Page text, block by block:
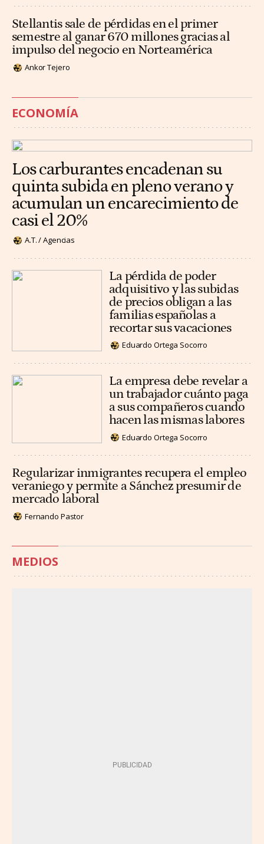
Stellantis sale de pérdidas en el primer
semestre al ganar 670 millones gracias al
impulso del negocio en Norteamérica
Ankor Tejero
ECONOMÍA
Los carburantes encadenan su
quinta subida en pleno verano y
acumulan un encarecimiento de
casi el 20%
A.T. / Agencias
La pérdida de poder
adquisitivo y las subidas
de precios obligan a las
familias españolas a
recortar sus vacaciones
Eduardo Ortega Socorro
La empresa debe revelar a
un trabajador cuánto paga
a sus compañeros cuando
hacen las mismas labores
Eduardo Ortega Socorro
Regularizar inmigrantes recupera el empleo
veraniego y permite a Sánchez presumir de
mercado laboral
Fernando Pastor
MEDIOS